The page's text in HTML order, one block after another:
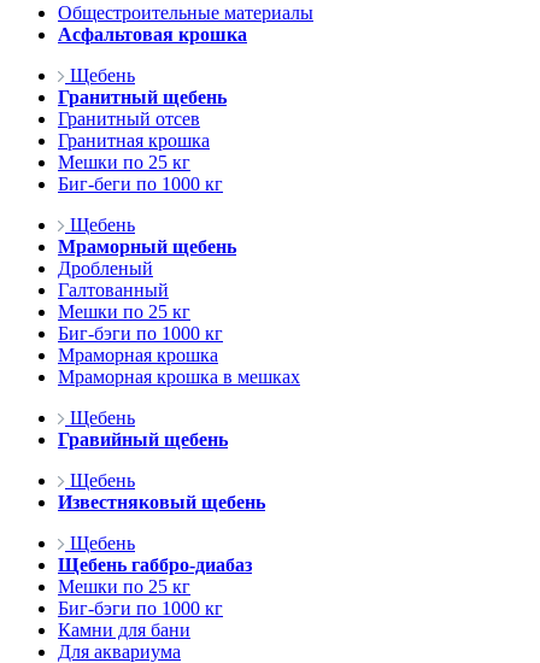
Общестроительные материалы
Асфальтовая крошка
Щебень
Гранитный щебень
Гранитный отсев
Гранитная крошка
Мешки по 25 кг
Биг-беги по 1000 кг
Щебень
Мраморный щебень
Дробленый
Галтованный
Мешки по 25 кг
Биг-бэги по 1000 кг
Мраморная крошка
Мраморная крошка в мешках
Щебень
Гравийный щебень
Щебень
Известняковый щебень
Щебень
Щебень габбро-диабаз
Мешки по 25 кг
Биг-бэги по 1000 кг
Камни для бани
Для аквариума